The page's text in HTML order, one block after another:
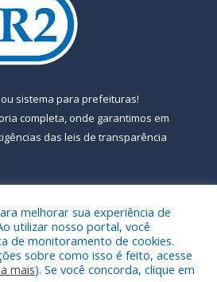
ou sistema para prefeituras!
completa, onde garantimos em
das leis de transparência
a Prefeitura Municipal de Almeirim.
melhorar sua experiência de
utilizar nosso portal, você
de monitoramento de cookies.
sobre como isso é feito, acesse
mais). Se você concorda, clique em